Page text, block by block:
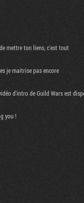
mettre ton liens, c'est tout
je maitrise pas encore
d'intro de Guild Wars est
you !